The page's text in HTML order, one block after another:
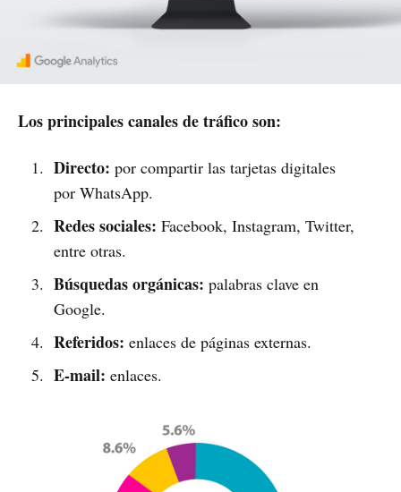
Los principales canales de tráfico son:
Directo: por compartir las tarjetas digitales
por WhatsApp.
Redes sociales: Facebook, Instagram, Twitter,
entre otras.
Búsquedas orgánicas: palabras clave en
Google.
Referidos: enlaces de páginas externas.
E-mail: enlaces.